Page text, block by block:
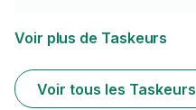
Voir plus de Taskeurs
Voir tous les Taskeurs